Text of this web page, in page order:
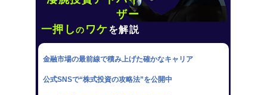
ザー
一押しの ワケを解説
金融市場の最前線で積み上げた確かなキャリア
公式SNSで“株式投資の攻略法”を公開中